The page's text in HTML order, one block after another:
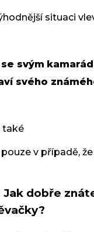
situaci
svým
svého
také
v případě,
Jak dobře